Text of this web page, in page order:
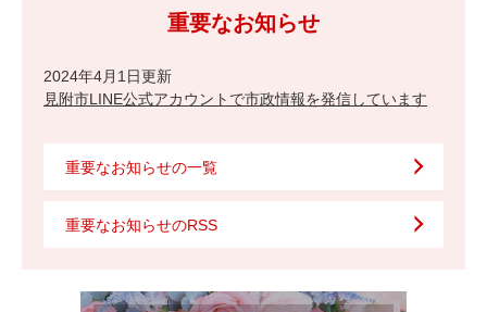
重要なお知らせ
2024年4月1日更新
見附市LINE公式アカウントで市政情報を発信しています
重要なお知らせの一覧
重要なお知らせのRSS